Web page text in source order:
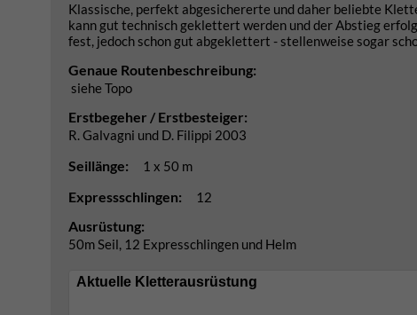
Klassische, perfekt abgesichererte und daher beliebte
kann gut technisch geklettert werden und der Abstieg
fest, jedoch schon gut abgeklettert - stellenweise sogar
Genaue Routenbeschreibung:
siehe Topo
Erstbegeher / Erstbesteiger:
R. Galvagni und D. Filippi 2003
Seillänge: 1 x 50 m
Expressschlingen: 12
Ausrüstung:
50m Seil, 12 Expresschlingen und Helm
Aktuelle Kletterausrüstung